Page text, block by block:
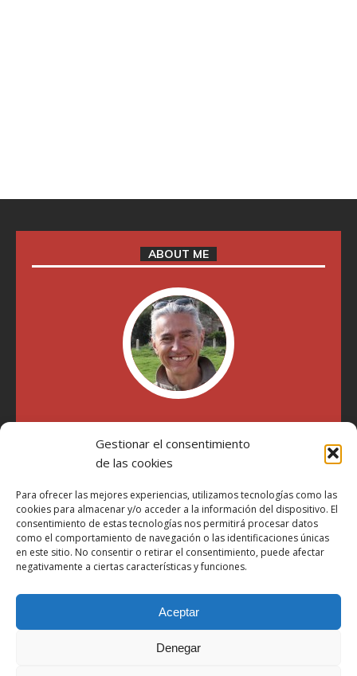
Gestionar el consentimiento
de las cookies
Para ofrecer las mejores experiencias, utilizamos tecnologías como las
cookies para almacenar y/o acceder a la información del dispositivo. El
consentimiento de estas tecnologías nos permitirá procesar datos
como el comportamiento de navegación o las identificaciones únicas
en este sitio. No consentir o retirar el consentimiento, puede afectar
negativamente a ciertas características y funciones.
Aceptar
Denegar
ABOUT ME
año 2007 he escrito sobre motos en distintos medios.
Millatrece.com es una apuesta por escribir sobre lo que me
participa"
Aviso Legal
Política de Privacidad
Más Información sobre Cookies